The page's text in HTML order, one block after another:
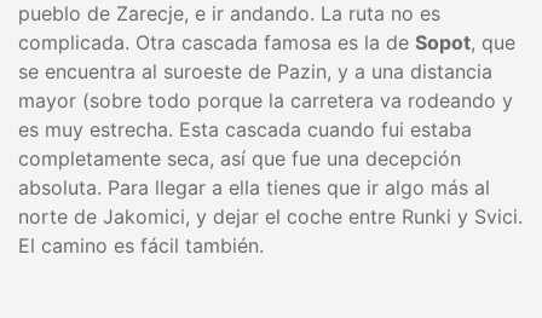
pueblo de Zarecje, e ir andando. La ruta no es
complicada. Otra cascada famosa es la de Sopot, que
se encuentra al suroeste de Pazin, y a una distancia
mayor (sobre todo porque la carretera va rodeando y
es muy estrecha. Esta cascada cuando fui estaba
completamente seca, así que fue una decepción
absoluta. Para llegar a ella tienes que ir algo más al
norte de Jakomici, y dejar el coche entre Runki y Svici.
El camino es fácil también.